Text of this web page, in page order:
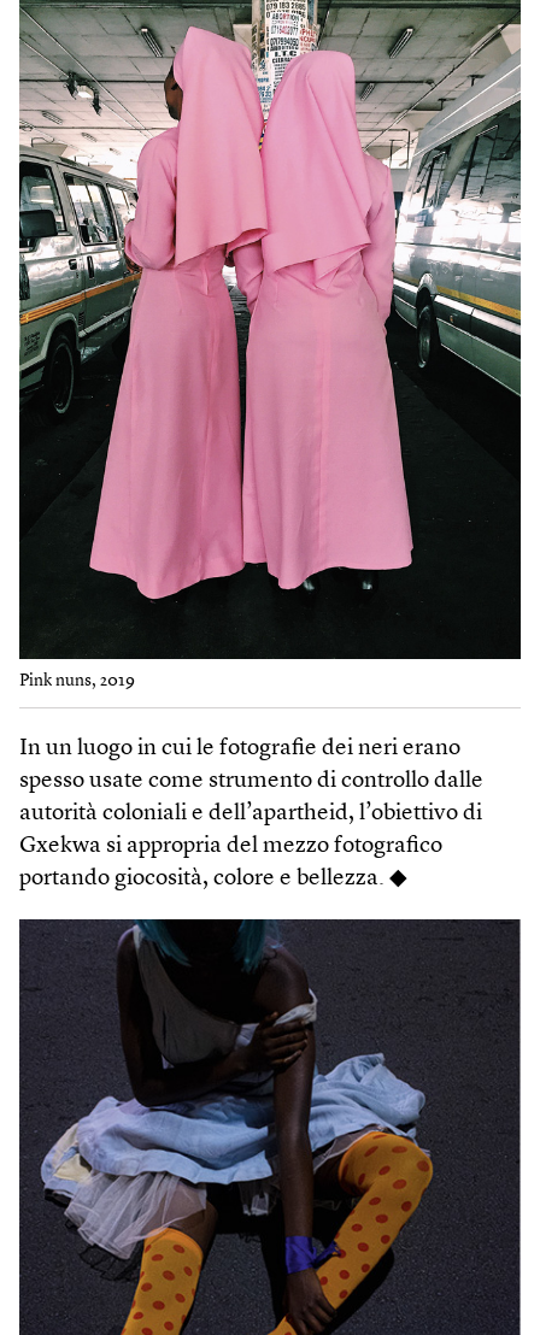
Pink nuns, 2019
In un luogo in cui le fotografie dei neri erano
spesso usate come strumento di controllo dalle
autorità coloniali e dell’apartheid, l’obiettivo di
Gxekwa si appropria del mezzo fotografico
portando giocosità, colore e bellezza. ◆